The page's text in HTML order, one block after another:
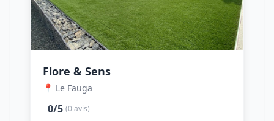
Flore & Sens
📍 Le Fauga
0/5 (0 avis)